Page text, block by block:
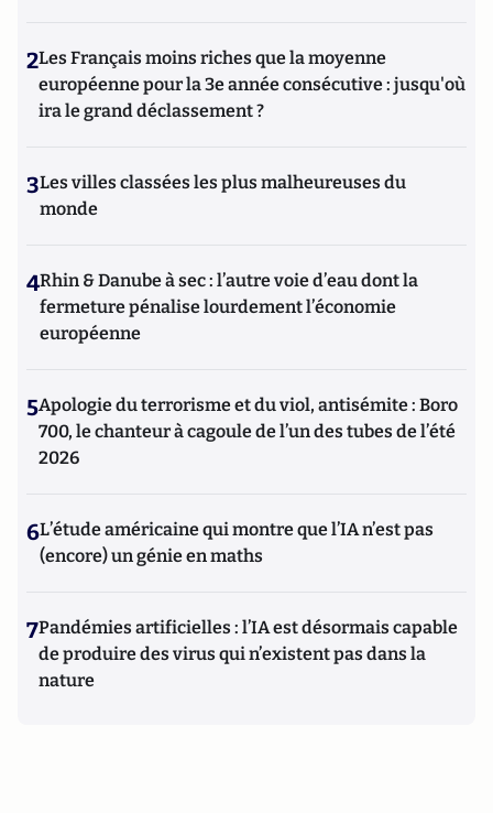
2Les Français moins riches que la moyenne
européenne pour la 3e année consécutive : jusqu'où
ira le grand déclassement ?
3Les villes classées les plus malheureuses du
monde
4Rhin & Danube à sec : l’autre voie d’eau dont la
fermeture pénalise lourdement l’économie
européenne
5Apologie du terrorisme et du viol, antisémite : Boro
700, le chanteur à cagoule de l’un des tubes de l’été
2026
6L’étude américaine qui montre que l’IA n’est pas
(encore) un génie en maths
7Pandémies artificielles : l’IA est désormais capable
de produire des virus qui n’existent pas dans la
nature